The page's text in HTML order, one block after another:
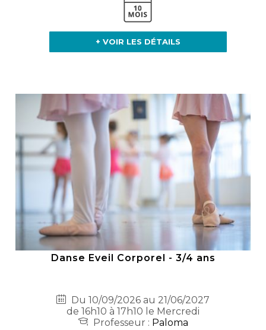
+ VOIR LES DÉTAILS
Danse Eveil Corporel - 3/4 ans
Du 10/09/2026 au 21/06/2027
de 16h10 à 17h10 le Mercredi
Professeur : Paloma